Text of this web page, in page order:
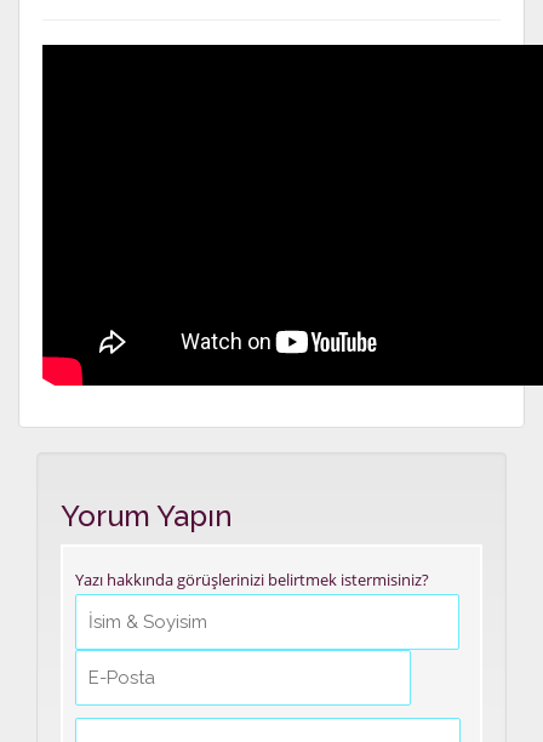
Yorum Yapın
Yazı hakkında görüşlerinizi belirtmek istermisiniz?